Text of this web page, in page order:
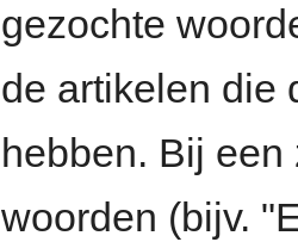
gezochte
de artikelen die
hebben. Bij
woorden (bijv.